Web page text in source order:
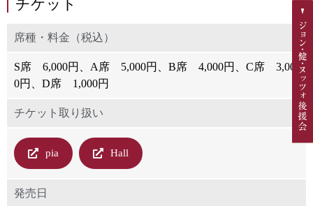
チケット
席種・料金（税込）
S席 6,000円、A席 5,000円、B席 4,000円、C席 3,00
0円、D席 1,000円
チケット取り扱い
pia Hall
発売日